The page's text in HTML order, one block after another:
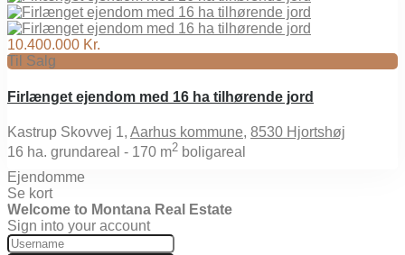
10.400.000 Kr.
Til Salg
Firlænget ejendom med 16 ha tilhørende jord
Kastrup Skovvej 1, Aarhus kommune, 8530 Hjortshøj
16 ha. grundareal - 170 m2 boligareal
Ejendomme
Se kort
Welcome to Montana Real Estate
Sign into your account